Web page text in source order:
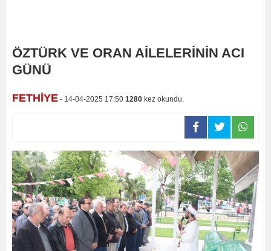
ÖZTÜRK VE ORAN AİLELERİNİN ACI
GÜNÜ
FETHİYE - 14-04-2025 17:50 1280 kez okundu.